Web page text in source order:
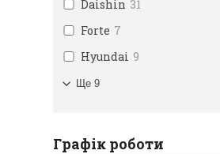
Daishin 31
Forte 7
Hyundai 9
Ще 9
Графік роботи